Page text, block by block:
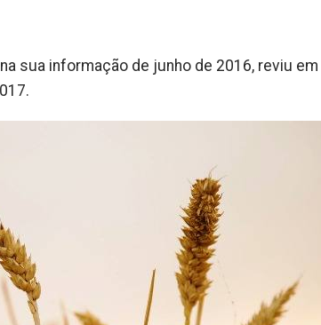
sua informação de junho de 2016, reviu